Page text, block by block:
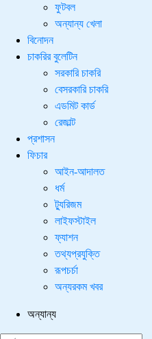
ফুটবল
অন্যান্য খেলা
বিনোদন
চাকরির বুলেটিন
সরকারি চাকরি
বেসরকারি চাকরি
এডমিট কার্ড
রেজাল্ট
প্রশাসন
ফিচার
আইন-আদালত
ধর্ম
ট্যুরিজম
লাইফস্টাইল
ফ্যাশন
তথ্যপ্রযুক্তি
রূপচর্চা
অন্যরকম খবর
অন্যান্য